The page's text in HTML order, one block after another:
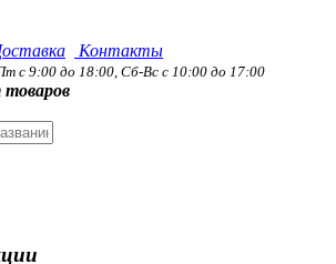
Контакты
с 9:00 до 18:00, Сб-Вс с 10:00 до 17:00
товаров